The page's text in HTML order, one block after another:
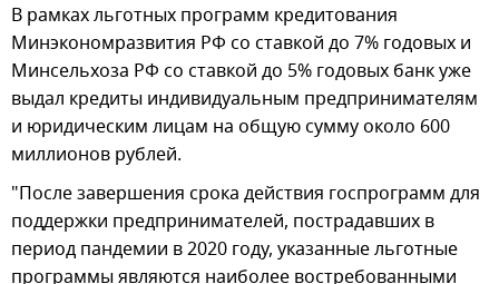
В рамках льготных программ кредитования
Минэкономразвития РФ со ставкой до 7% годовых и
Минсельхоза РФ со ставкой до 5% годовых банк уже
выдал кредиты индивидуальным предпринимателям
и юридическим лицам на общую сумму около 600
миллионов рублей.
"После завершения срока действия госпрограмм для
поддержки предпринимателей, пострадавших в
период пандемии в 2020 году, указанные льготные
программы являются наиболее востребованными